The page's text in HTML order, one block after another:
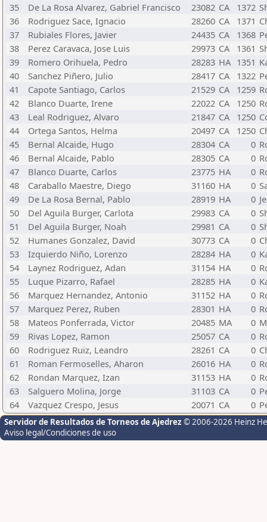
35
De La Rosa Alvarez, Gabriel Francisco 23082 CA 1372
36
Rodriguez Sace, Ignacio 28260 CA 1371
37
Rubiales Flores, Javier 24435 CA 1368
38
Perez Caravaca, Jose Luis 29973 CA 1361
39
Romero Orihuela, Pedro 28283 HA 1351
40
Sanchez Piñero, Julio 28417 CA 1322
41
Capote Santiago, Carlos 21529 CA 1259
42
Blanco Duarte, Irene 22022 CA 1250
43
Leal Rodriguez, Alvaro 21847 CA 1250
44
Ortega Santos, Helma 20497 CA 1250
45
Bernal Alcaide, Hugo 28304 CA 0
46
Bernal Alcaide, Pablo 28305 CA 0
47
Blanco Duarte, Carlos 23775 HA 0
48
Caraballo Maestre, Diego 31160 HA 0
49
De La Rosa Bernal, Pablo 28919 HA 0
50
Del Aguila Burger, Carlota 29983 CA 0
51
Del Aguila Burger, Noah 29981 CA 0
52
Humanes Gonzalez, David 30773 CA 0
53
Izquierdo Niño, Lorenzo 28284 HA 0
54
Laynez Rodriguez, Adan 31154 HA 0
55
Luque Pizarro, Rafael 28285 HA 0
56
Marquez Hernandez, Antonio 31152 HA 0
57
Marquez Perez, Ruben 28301 HA 0
58
Mateos Ponferrada, Victor 20485 MA 0
59
Rivas Lopez, Ramon 25057 CA 0
60
Rodriguez Ruiz, Leandro 28261 CA 0
61
Roman Fermoselles, Aharon 26016 HA 0
62
Rondan Marquez, Izan 31153 HA 0
63
Salguero Molina, Jorge 31103 CA 0
64
Vazquez Crespo, Jesus 20071 CA 0
Servidor de Resultados de Torneos de Ajedrez © 2006-2026 Heinz
Aviso legal/Condiciones de uso